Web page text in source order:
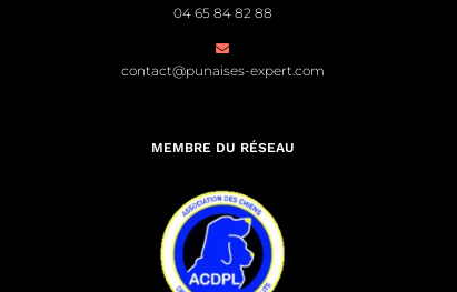
04 65 84 82 88
contact@punaises-expert.com
MEMBRE DU RÉSEAU